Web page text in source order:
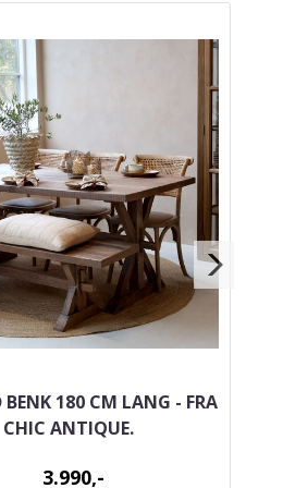
BENK 180 CM LANG - FRA
CHIC ANTIQUE.
3.990,-